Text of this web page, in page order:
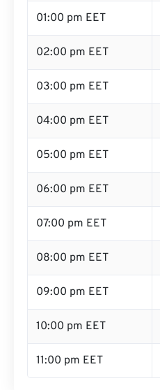
01:00 pm EET
02:00 pm EET
03:00 pm EET
04:00 pm EET
05:00 pm EET
06:00 pm EET
07:00 pm EET
08:00 pm EET
09:00 pm EET
10:00 pm EET
11:00 pm EET